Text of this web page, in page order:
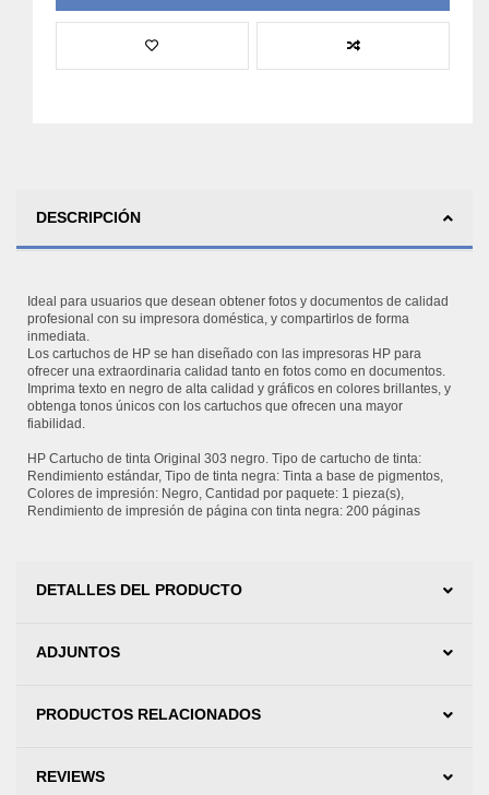
DESCRIPCIÓN
Ideal para usuarios que desean obtener fotos y documentos de calidad
profesional con su impresora doméstica, y compartirlos de forma
inmediata.
Los cartuchos de HP se han diseñado con las impresoras HP para
ofrecer una extraordinaria calidad tanto en fotos como en documentos.
Imprima texto en negro de alta calidad y gráficos en colores brillantes, y
obtenga tonos únicos con los cartuchos que ofrecen una mayor
fiabilidad.
HP Cartucho de tinta Original 303 negro. Tipo de cartucho de tinta:
Rendimiento estándar, Tipo de tinta negra: Tinta a base de pigmentos,
Colores de impresión: Negro, Cantidad por paquete: 1 pieza(s),
Rendimiento de impresión de página con tinta negra: 200 páginas
DETALLES DEL PRODUCTO
ADJUNTOS
PRODUCTOS RELACIONADOS
REVIEWS